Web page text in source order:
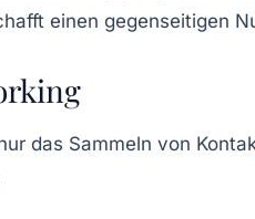
einen gegenseitigen
das Sammeln von